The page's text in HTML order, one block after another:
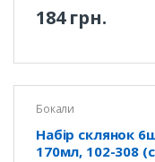
184 грн.
Бокали
Набір склянок
170мл, 102-308